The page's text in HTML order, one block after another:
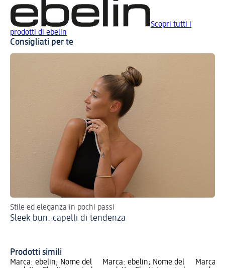
Scopri tutti i
prodotti di ebelin
Consigliati per te
Stile ed eleganza in pochi passi
Sleek bun: capelli di tendenza
Prodotti simili
Marca: ebelin; Nome del
Marca: ebelin; Nome del
Marca: